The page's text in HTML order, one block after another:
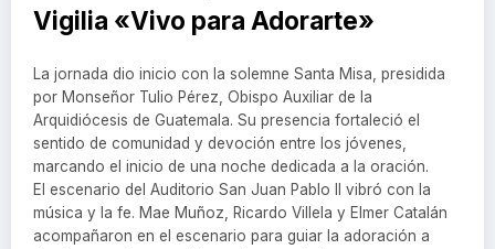
Vigilia «Vivo para Adorarte»
La jornada dio inicio con la solemne Santa Misa, presidida
por Monseñor Tulio Pérez, Obispo Auxiliar de la
Arquidiócesis de Guatemala. Su presencia fortaleció el
sentido de comunidad y devoción entre los jóvenes,
marcando el inicio de una noche dedicada a la oración.
El escenario del Auditorio San Juan Pablo II vibró con la
música y la fe. Mae Muñoz, Ricardo Villela y Elmer Catalán
acompañaron en el escenario para guiar la adoración a